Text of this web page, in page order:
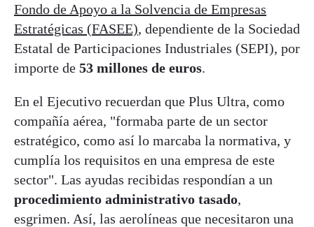
Fondo de Apoyo a la Solvencia de Empresas
Estratégicas (FASEE), dependiente de la Sociedad
Estatal de Participaciones Industriales (SEPI), por
importe de 53 millones de euros.
En el Ejecutivo recuerdan que Plus Ultra, como
compañía aérea, "formaba parte de un sector
estratégico, como así lo marcaba la normativa, y
cumplía los requisitos en una empresa de este
sector". Las ayudas recibidas respondían a un
procedimiento administrativo tasado,
esgrimen. Así, las aerolíneas que necesitaron una